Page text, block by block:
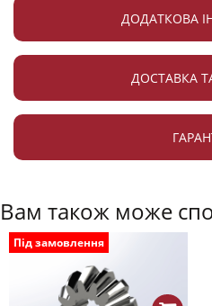
ДОДАТКОВА
ДОСТАВКА
Вам також може
Під замовлення